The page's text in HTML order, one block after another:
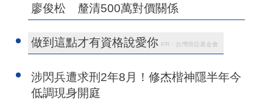
廖俊松 釐清500萬對價關係
做到這點才有資格說愛你 PR・台灣癌症基金會
涉閃兵遭求刑2年8月！修杰楷神隱半年今
低調現身開庭